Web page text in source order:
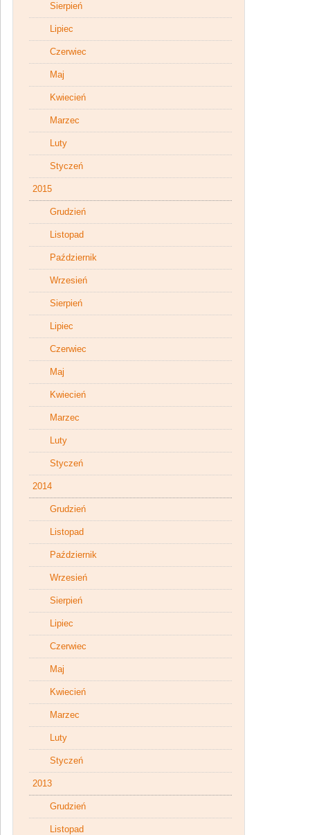
Sierpień
Lipiec
Czerwiec
Maj
Kwiecień
Marzec
Luty
Styczeń
2015
Grudzień
Listopad
Październik
Wrzesień
Sierpień
Lipiec
Czerwiec
Maj
Kwiecień
Marzec
Luty
Styczeń
2014
Grudzień
Listopad
Październik
Wrzesień
Sierpień
Lipiec
Czerwiec
Maj
Kwiecień
Marzec
Luty
Styczeń
2013
Grudzień
Listopad